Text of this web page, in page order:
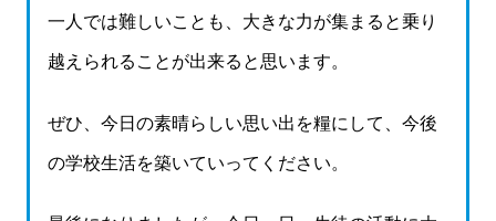
一人では難しいことも、大きな力が集まると乗り
越えられることが出来ると思います。
ぜひ、今日の素晴らしい思い出を糧にして、今後
の学校生活を築いていってください。